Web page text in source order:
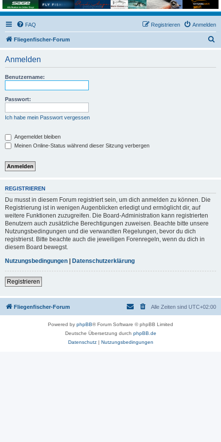
FAQ Anmelden
Registrieren
Fliegenfischer-Forum
Anmelden
Benutzername:
Passwort:
Ich habe mein Passwort vergessen
Angemeldet bleiben
Meinen Online-Status während dieser Sitzung verbergen
REGISTRIEREN
Du musst in diesem Forum registriert sein, um dich anmelden zu können. Die
Registrierung ist in wenigen Augenblicken erledigt und ermöglicht dir, auf
weitere Funktionen zuzugreifen. Die Board-Administration kann registrierten
Benutzern auch zusätzliche Berechtigungen zuweisen. Beachte bitte unsere
Nutzungsbedingungen und die verwandten Regelungen, bevor du dich
registrierst. Bitte beachte auch die jeweiligen Forenregeln, wenn du dich in
diesem Board bewegst.
Nutzungsbedingungen
Datenschutzerklärung
Registrieren
Fliegenfischer-Forum Alle Zeiten sind UTC+02:00
Powered by phpBB® Forum Software © phpBB Limited
Deutsche Übersetzung durch phpBB.de
Datenschutz| Nutzungsbedingungen